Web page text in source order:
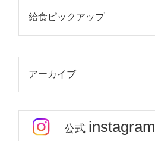
給食ピックアップ
アーカイブ
公式 instagram